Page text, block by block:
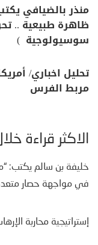
منذر بالضيافي
ظاهرة طبيعية ..
سوسيولوجية )
تحليل اخباري/
مربط الفرس
الأكثر قراءة
خليفة بن سالم يكتب:
في مواجهة حصار
إستراتيجية محاربة